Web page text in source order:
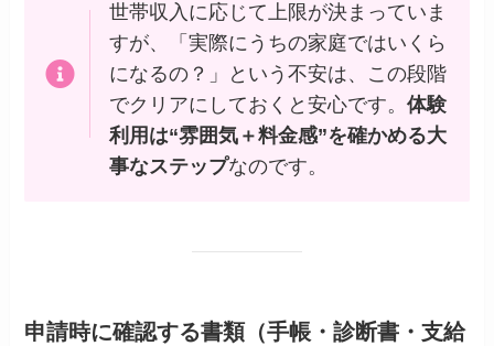
世帯収入に応じて上限が決まっていま
すが、「実際にうちの家庭ではいくら
になるの？」という不安は、この段階
でクリアにしておくと安心です。 体験
利用は“雰囲気＋料金感”を確かめる大
事なステップなのです。
申請時に確認する書類（手帳・診断書・支給